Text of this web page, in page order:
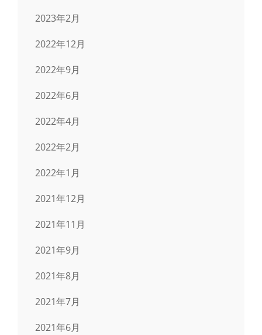
2023年2月
2022年12月
2022年9月
2022年6月
2022年4月
2022年2月
2022年1月
2021年12月
2021年11月
2021年9月
2021年8月
2021年7月
2021年6月